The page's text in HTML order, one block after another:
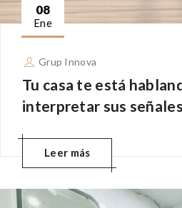
08
Ene
Grup Innova
Tu casa te está
interpretar sus señales
Leer más